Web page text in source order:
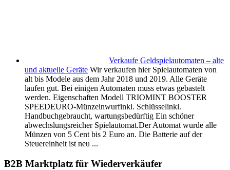
Verkaufe Geldspielautomaten – alte
und aktuelle Geräte Wir verkaufen hier Spielautomaten von
alt bis Modele aus dem Jahr 2018 und 2019. Alle Geräte
laufen gut. Bei einigen Automaten muss etwas gebastelt
werden. Eigenschaften Modell TRIOMINT BOOSTER
SPEEDEURO-Münzeinwurfinkl. Schlüsselinkl.
Handbuchgebraucht, wartungsbedürftig Ein schöner
abwechslungsreicher Spielautomat.Der Automat wurde alle
Münzen von 5 Cent bis 2 Euro an. Die Batterie auf der
Steuereinheit ist neu ...
B2B Marktplatz für Wiederverkäufer